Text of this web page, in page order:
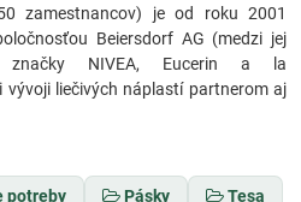
zamestnancov) je od roku 2001
Beiersdorf AG (medzi jej
značky NIVEA, Eucerin a la
vývoji liečivých náplastí partnerom aj
potreby Pásky Tesa